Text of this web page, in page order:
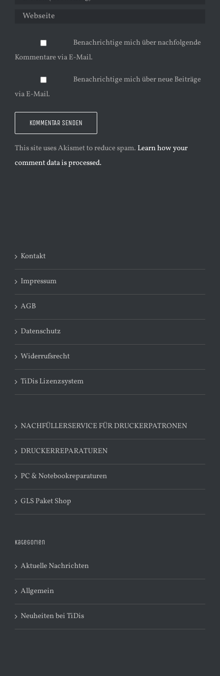
Benachrichtige mich über nachfolgende
Kommentare via E-Mail.
Benachrichtige mich über neue Beiträge
via E-Mail.
This site uses Akismet to reduce spam. Learn how your
comment data is processed.
Kontakt
Impressum
AGB
Datenschutz
Widerrufsrecht
TiDis Lizenzsystem
NACHFÜLLERSERVICE FÜR DRUCKERPATRONEN
DRUCKERREPARATUREN
PC & Notebookreparaturen
GLS Paket Shop
Kategorien
Aktuelle Nachrichten
Allgemein
Neuheiten bei TiDis